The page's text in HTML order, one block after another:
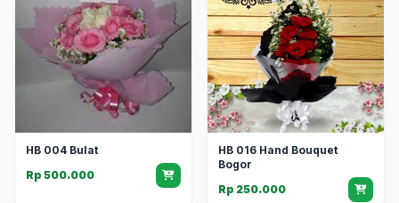
HB 004 Bulat
Rp 500.000
HB 016 Hand Bouquet
Bogor
Rp 250.000